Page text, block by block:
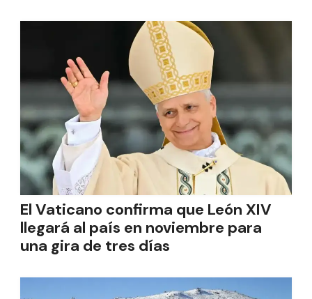
El Vaticano confirma que León XIV
llegará al país en noviembre para
una gira de tres días